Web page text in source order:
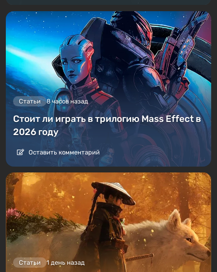
Статьи 8 часов назад
Стоит ли играть в трилогию Mass Effect в
2026 году
Оставить комментарий
Статьи 1 день назад